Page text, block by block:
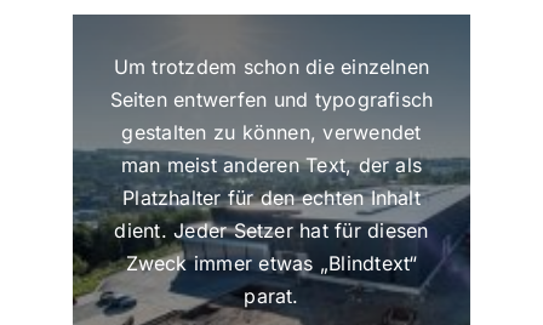
Um trotzdem schon die einzelnen
Seiten entwerfen und typografisch
gestalten zu können, verwendet
man meist anderen Text, der als
Platzhalter für den echten Inhalt
dient. Jeder Setzer hat für diesen
Zweck immer etwas „Blindtext“
parat.